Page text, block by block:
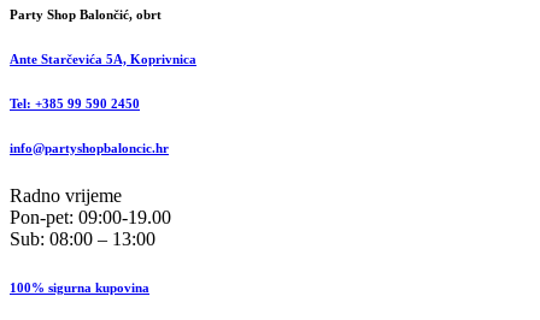
Party Shop Balončić, obrt
Ante Starčevića 5A, Koprivnica
Tel: +385 99 590 2450
info@partyshopbaloncic.hr
Radno vrijeme
Pon-pet: 09:00-19.00
Sub: 08:00 – 13:00
100% sigurna kupovina